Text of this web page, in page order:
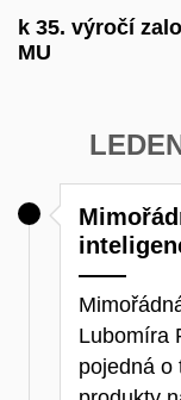
k 35. výročí
MU
Lubomíra
pojedná o